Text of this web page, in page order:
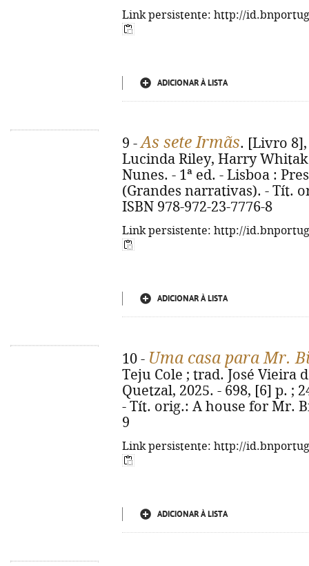
Link persistente: http://
ADICIONAR À LISTA
9 -As sete Irmãs. [Livro 8],
Lucinda Riley, Harry
Nunes. - 1ª ed. - Lisboa :
(Grandes narrativas). - Tít.
ISBN 978-972-23-7776-8
Link persistente: http://
ADICIONAR À LISTA
10 - Uma casa para Mr.
Teju Cole ; trad. José Vieira
Quetzal, 2025. - 698, [6] p. ;
- Tít. orig.: A house for Mr.
9
Link persistente: http://
ADICIONAR À LISTA